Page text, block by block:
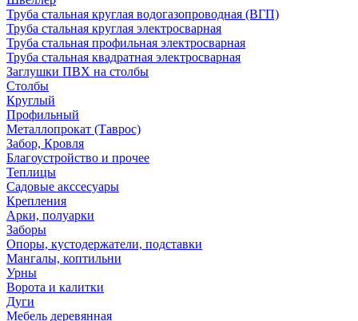
Труба стальная круглая водогазопроводная (ВГП)
Труба стальная круглая электросварная
Труба стальная профильная электросварная
Труба стальная квадратная электросварная
Заглушки ПВХ на столбы
Столбы
Круглый
Профильный
Металлопрокат (Таврос)
Забор, Кровля
Благоустройство и прочее
Теплицы
Садовые акссесуары
Крепления
Арки, полуарки
Заборы
Опоры, кустодержатели, подставки
Мангалы, коптильни
Урны
Ворота и калитки
Дуги
Мебель деревянная